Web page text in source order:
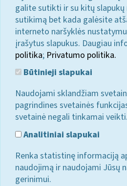
galite sutikti ir su kitų slapukų
sutikimą bet kada galėsite
interneto naršyklės
įrašytus slapukus. Daugiau
politika; Privatumo politika.
Būtinieji slapukai
Naudojami sklandžiam
pagrindines svetainės
svetainė negali tinkamai veikti.
Analitiniai slapukai
Renka statistinę informaciją
naudojimą ir naudojami Jūsų
gerinimui.